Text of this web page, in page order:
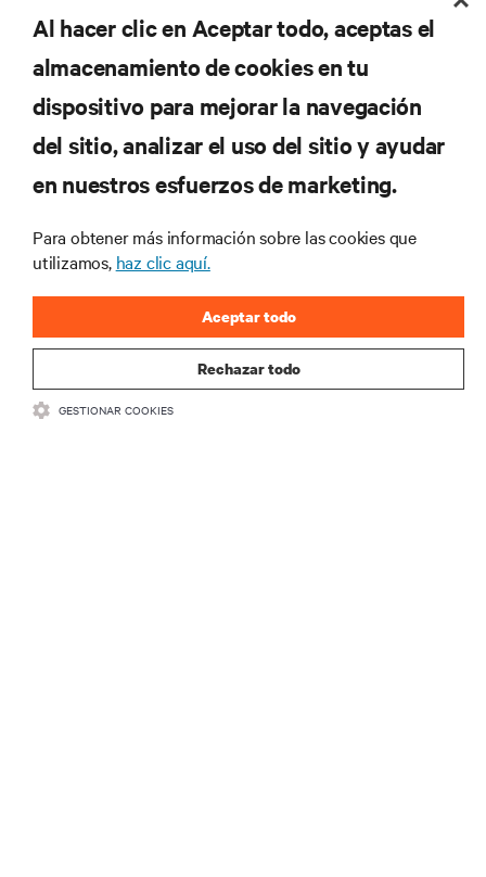
No se pierda nunca una
oferta
Regístrese en nuestra lista de correos
para recibir las últimas novedades de
industria de Vertiv.
REGISTRARSE
Al hacer clic en Aceptar todo, aceptas el
almacenamiento de cookies en tu
dispositivo para mejorar la navegación
del sitio, analizar el uso del sitio y ayudar
en nuestros esfuerzos de marketing.
Para obtener más información sobre las cookies que
utilizamos, haz clic aquí.
Rechazar todo
Aceptar todo
GESTIONAR COOKIES